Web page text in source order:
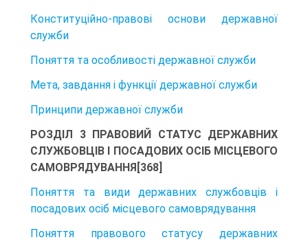
Конституційно-правові основи державної
служби
Поняття та особливості державної служби
Мета, завдання і функції державної служби
Принципи державної служби
РОЗДІЛ 3 ПРАВОВИЙ СТАТУС ДЕРЖАВНИХ
СЛУЖБОВЦІВ І ПОСАДОВИХ ОСІБ МІСЦЕВОГО
САМОВРЯДУВАННЯ[368]
Поняття та види державних службовців і
посадових осіб місцевого самоврядування
Поняття правового статусу державних